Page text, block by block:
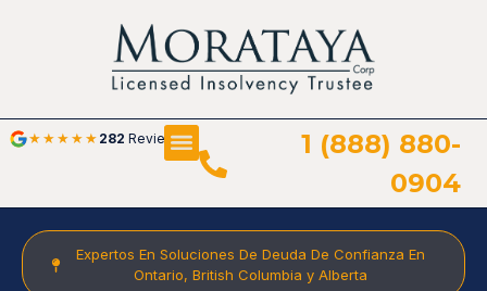
★★★★★ 282 Reviews
1 (888) 880-
0904
Expertos En Soluciones De Deuda De Confianza En
Ontario, British Columbia y Alberta